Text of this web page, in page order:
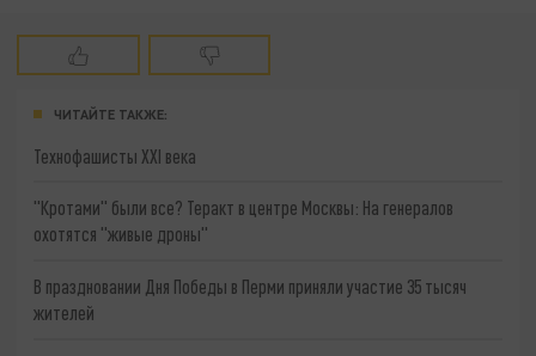
ЧИТАЙТЕ ТАКЖЕ:
Технофашисты XXI века
"Кротами" были все? Теракт в центре Москвы: На генералов
охотятся "живые дроны"
В праздновании Дня Победы в Перми приняли участие 35 тысяч
жителей